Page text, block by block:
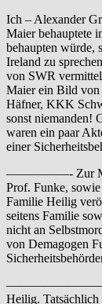
Ich – Alexander
Maier behauptete
behaupten würde,
Ireland zu
von SWR
Maier ein Bild von
Häfner, KKK
sonst niemanden!
waren ein paar
einer
—————- Zur
Prof. Funke,
Familie Heilig
seitens Familie
nicht an
von Demagogen
——————————
Heilig. Tatsächlich